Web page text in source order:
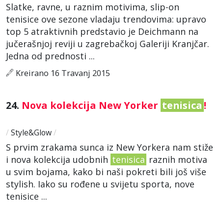
Slatke, ravne, u raznim motivima, slip-on
tenisice ove sezone vladaju trendovima: upravo
top 5 atraktivnih predstavio je Deichmann na
jučerašnjoj reviji u zagrebačkoj Galeriji Kranjčar.
Jedna od prednosti ...
Kreirano 16 Travanj 2015
24. Nova kolekcija New Yorker tenisica !
/ Style&Glow/
S prvim zrakama sunca iz New Yorkera nam stiže
i nova kolekcija udobnih tenisica raznih motiva
u svim bojama, kako bi naši pokreti bili još više
stylish. Iako su rođene u svijetu sporta, nove
tenisice ...